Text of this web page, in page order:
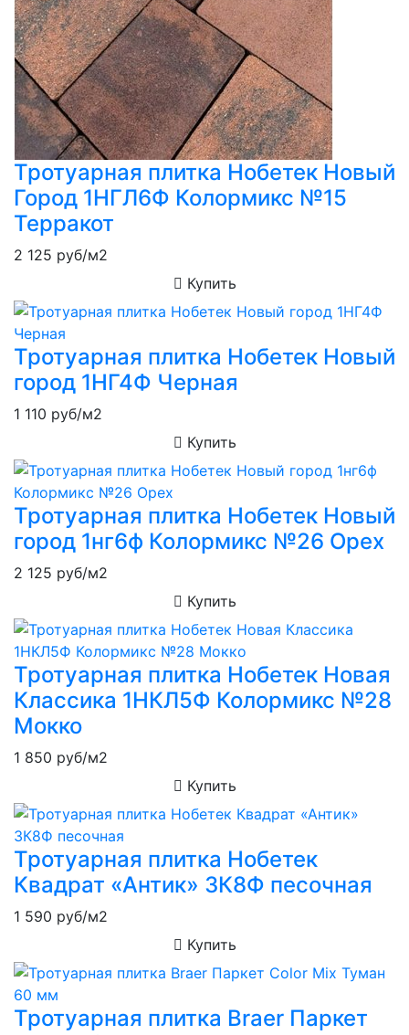
Тротуарная плитка Нобетек Новый
Город 1НГЛ6Ф Колормикс №15
Терракот
2 125 руб/м2
Купить
Тротуарная плитка Нобетек Новый
город 1НГ4Ф Черная
1 110 руб/м2
Купить
Тротуарная плитка Нобетек Новый
город 1нг6ф Колормикс №26 Орех
2 125 руб/м2
Купить
Тротуарная плитка Нобетек Новая
Классика 1НКЛ5Ф Колормикс №28
Мокко
1 850 руб/м2
Купить
Тротуарная плитка Нобетек
Квадрат «Антик» 3К8Ф песочная
1 590 руб/м2
Купить
Тротуарная плитка Braer Паркет